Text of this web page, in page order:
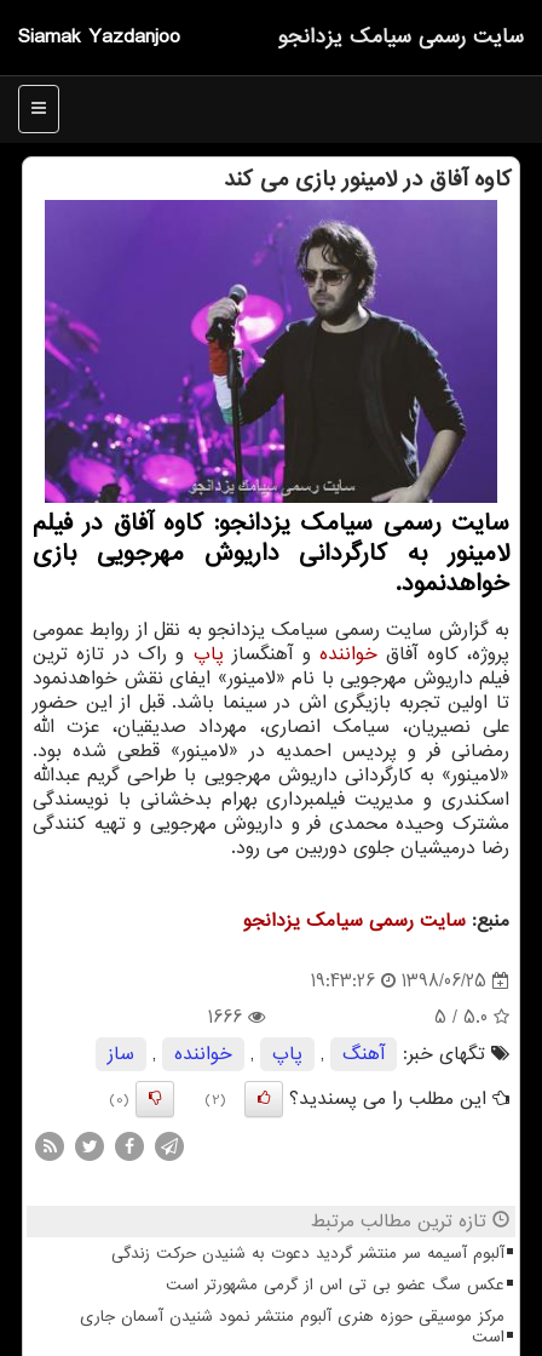
Siamak Yazdanjoo سایت رسمی سیامك یزدانجو
منو
كاوه آفاق در لامینور بازی می كند
سایت رسمی سیامك یزدانجو: كاوه آفاق در فیلم
لامینور به كارگردانی داریوش مهرجویی بازی
خواهدنمود.
به گزارش سایت رسمی سیامك یزدانجو به نقل از روابط عمومی
پروژه، كاوه آفاقخواننده و آهنگساز پاپ و راك در تازه ترین
فیلم داریوش مهرجویی با نام «لامینور» ایفای نقش خواهدنمود
تا اولین تجربه بازیگری اش در سینما باشد. قبل از این حضور
علی نصیریان، سیامك انصاری، مهرداد صدیقیان، عزت الله
رمضانی فر و پردیس احمدیه در «لامینور» قطعی شده بود.
«لامینور» به كارگردانی داریوش مهرجویی با طراحی گریم عبدالله
اسكندری و مدیریت فیلمبرداری بهرام بدخشانی با نویسندگی
مشترك وحیده محمدی فر و داریوش مهرجویی و تهیه كنندگی
رضا درمیشیان جلوی دوربین می رود.
منبع: سایت رسمی سیامك یزدانجو
1398/06/25
19:43:26
5.0
/ 5
1666
تگهای خبر:
آهنگ , پاپ , خواننده ,
ساز
این مطلب را می پسندید؟
(2)
(0)
تازه ترین مطالب مرتبط
آلبوم آسیمه سر منتشر گردید دعوت به شنیدن حرکت زندگی
عکس سگ عضو بی تی اس از گرمی مشهورتر است
مرکز موسیقی حوزه هنری آلبوم منتشر نمود شنیدن آسمان جاری
است